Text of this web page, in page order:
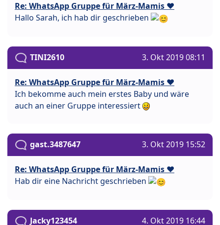
Re: WhatsApp Gruppe für März-Mamis ❤️
Hallo Sarah, ich hab dir geschrieben
TINI2610 3. Okt 2019 08:11
Re: WhatsApp Gruppe für März-Mamis ❤️
Ich bekomme auch mein erstes Baby und wäre
auch an einer Gruppe interessiert
gast.3487647 3. Okt 2019 15:52
Re: WhatsApp Gruppe für März-Mamis ❤️
Hab dir eine Nachricht geschrieben
Jacky123454 4. Okt 2019 16:44